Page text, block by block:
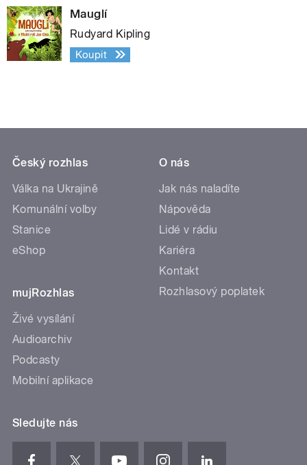
Mauglí
Rudyard Kipling
Koupit
Český rozhlas
Válka na Ukrajině
Komunální volby
Stanice
eShop
mujRozhlas
Živé vysílání
Audioarchiv
Podcasty
Mobilní aplikace
O nás
Jak nás naladíte
Nápověda
Lidé v rádiu
Kariéra
Kontakt
Rozhlasový poplatek
Sledujte nás